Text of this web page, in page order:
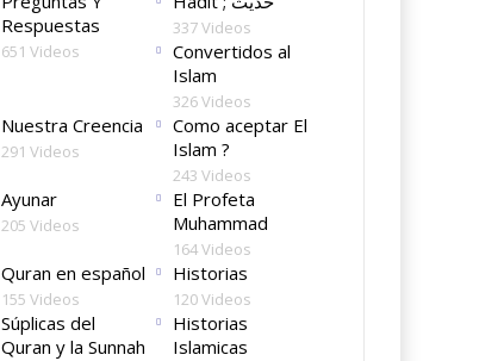
Respuestas
651 Videos
337 Videos
Convertidos al
Islam
326 Videos
Nuestra Creencia
291 Videos
Como aceptar El
Islam ?
243 Videos
Ayunar
205 Videos
El Profeta
Muhammad
164 Videos
Quran en español
155 Videos
Historias
120 Videos
Súplicas del
Quran y la Sunnah
Historias
Islamicas